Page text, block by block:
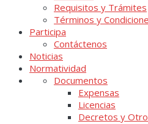
Requisitos y Trámites
Términos y
Participa
Contáctenos
Noticias
Normatividad
Documentos
Expensas
Licencias
Decretos y